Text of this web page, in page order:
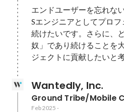
エンドユーザーを忘れな
Sエンジニアとしてプロフ
続けたいです。さらに、
奴」であり続けることを
ジェクトに貢献したいと
Wantedly, Inc.
Ground Tribe/Mobile
Feb 2025 -